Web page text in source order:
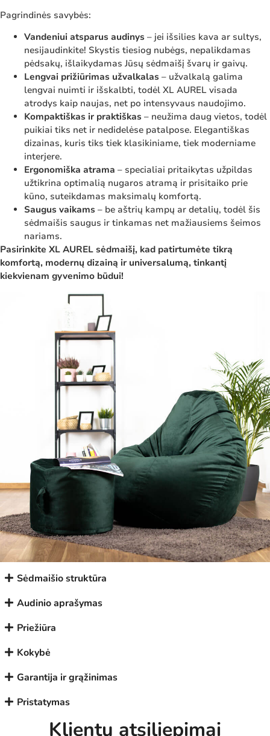
Pagrindinės savybės:
Vandeniui atsparus audinys – jei išsilies kava ar sultys,
nesijaudinkite! Skystis tiesiog nubėgs, nepalikdamas
pėdsakų, išlaikydamas Jūsų sėdmaišį švarų ir gaivų.
Lengvai prižiūrimas užvalkalas – užvalkalą galima
lengvai nuimti ir išskalbti, todėl XL AUREL visada
atrodys kaip naujas, net po intensyvaus naudojimo.
Kompaktiškas ir praktiškas – neužima daug vietos, todėl
puikiai tiks net ir nedidelėse patalpose. Elegantiškas
dizainas, kuris tiks tiek klasikiniame, tiek moderniame
interjere.
Ergonomiška atrama – specialiai pritaikytas užpildas
užtikrina optimalią nugaros atramą ir prisitaiko prie
kūno, suteikdamas maksimalų komfortą.
Saugus vaikams – be aštrių kampų ar detalių, todėl šis
sėdmaišis saugus ir tinkamas net mažiausiems šeimos
nariams.
Pasirinkite XL AUREL sėdmaišį, kad patirtumėte tikrą
komfortą, modernų dizainą ir universalumą, tinkantį
kiekvienam gyvenimo būdui!
Sėdmaišio struktūra
Audinio aprašymas
Priežiūra
Kokybė
Garantija ir grąžinimas
Pristatymas
Klientų atsiliepimai